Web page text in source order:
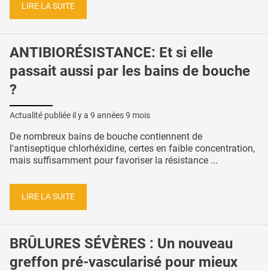
LIRE LA SUITE
ANTIBIORÉSISTANCE: Et si elle
passait aussi par les bains de bouche
?
Actualité publiée il y a 9 années 9 mois
De nombreux bains de bouche contiennent de
l'antiseptique chlorhéxidine, certes en faible concentration,
mais suffisamment pour favoriser la résistance ...
LIRE LA SUITE
BRÛLURES SÉVÈRES : Un nouveau
greffon pré-vascularisé pour mieux